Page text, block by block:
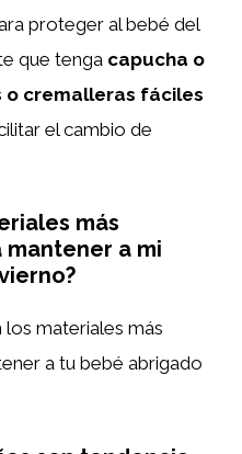
proteger al bebé del
que tenga capucha o
o cremalleras fáciles
el cambio de
más
a mi
los materiales más
a tu bebé abrigado